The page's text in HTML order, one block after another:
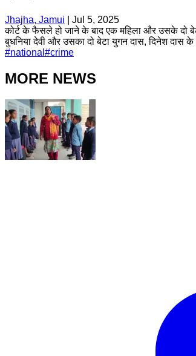
Jhajha, Jamui
Jul 5, 2025
कोर्ट के फैसले हो जाने के बाद एक महिला और उसके दो
बुधनिया देवी और उसका दो बेटा युगन दास, दिनेश
#national #crime
MORE NEWS